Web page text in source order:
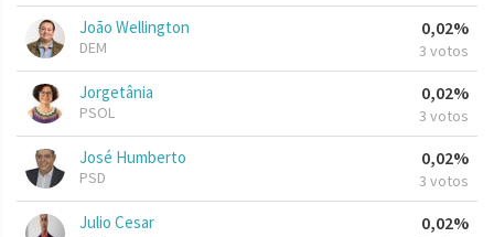
João Wellington
DEM
0,02%
3 votos
Jorgetânia
PSOL
0,02%
3 votos
José Humberto
PSD
0,02%
3 votos
Julio Cesar 0,02%